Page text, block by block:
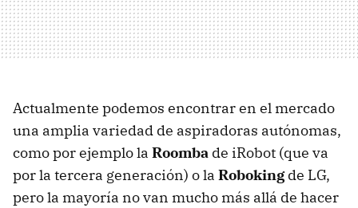
Actualmente podemos encontrar en el mercado
una amplia variedad de aspiradoras autónomas,
como por ejemplo la Roomba de iRobot (que va
por la tercera generación) o la Robokingde LG,
pero la mayoría no van mucho más allá de hacer